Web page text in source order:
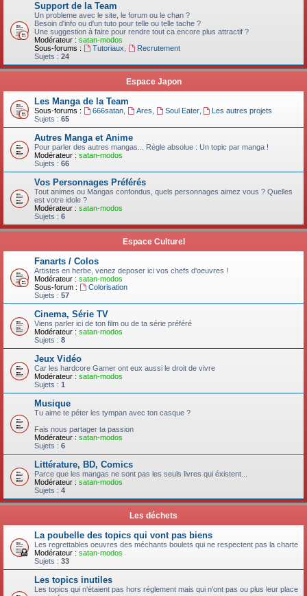
Support de la Team
Un probleme avec le site, le forum ou le chan ?
Besoin d'info ou d'un tuto pour telle ou telle tache ?
Une suggestion à faire pour rendre tout ca encore plus attractif ?
Modérateur : satan-modos
Sous-forums :
Tutoriaux
Recrutement
Sujets : 24
Espace Japon
Les Manga de la Team
Sous-forums : 666satan, Ares Soul Eater,
Les autres projets
Sujets : 65
Autres Manga et Anime
Pour parler des autres mangas... Règle absolue : Un topic par manga !
Modérateur : satan-modos
Sujets : 66
Vos Personnages Préférés
Tout animes ou Mangas confondus, quels personnages aimez vous ? Quelles
est votre idole ?
Modérateur : satan-modos
Sujets : 6
Espace Culturel
Fanarts / Colos
Artistes en herbe, venez deposer ici vos chefs d'oeuvres !
Modérateur : satan-modos
Sous-forum :
Colorisation
Sujets : 57
Cinema, Série TV
Viens parler ici de ton film ou de ta série préféré
Modérateur : satan-modos
Sujets : 8
Jeux Vidéo
Car les hardcore Gamer ont eux aussi le droit de vivre
Modérateur : satan-modos
Sujets : 1
Musique
Tu aime te péter les tympan avec ton casque ?
Fais nous partager ta passion
Modérateur : satan-modos
Sujets : 6
Littérature, BD, Comics
Parce que les mangas ne sont pas les seuls livres qui éxistent...
Modérateur : satan-modos
Sujets : 4
Les déchets
La poubelle des topics qui vont pas biens
Les regrettables oeuvres des méchants boulets qui ne respectent pas la charte
Modérateur : satan-modos
Sujets : 33
Les topics inutiles
Les topics qui n'étaient pas hors réglement mais qui n'ont pas ou plus leur place